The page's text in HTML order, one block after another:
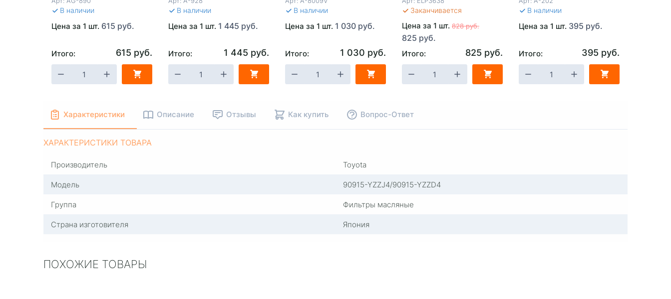
В наличии
Цена за 1 шт. 615 руб.
Итого: 615 руб.
В наличии
Цена за 1 шт. 1 445 руб.
Итого: 1 445 руб.
В наличии
Цена за 1 шт. 1 030 руб.
Итого: 1 030 руб.
Заканчивается
Цена за 1 шт. 828 руб.
825 руб.
Итого: 825 руб.
В наличии
Цена за 1 шт. 395 руб.
Итого: 395 руб.
+ В КОРЗИНУ - + В КОРЗИНУ - + В КОРЗИНУ - + В КОРЗИНУ - + В КОРЗИНУ -
Характеристики Описание Отзывы Как купить Вопрос-Ответ
ХАРАКТЕРИСТИКИ ТОВАРА
Производитель
Toyota
Модель
90915-YZZJ4/90915-YZZD4
Группа
Фильтры масляные
Страна изготовителя
Япония
ПОХОЖИЕ ТОВАРЫ